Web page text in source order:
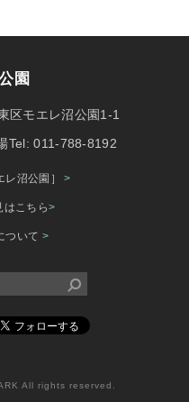
園
区モエレ沼公園1-1
Tel: 011-788-8192
レ沼公園］>
はこちら>
ついて >
All rights reserved.